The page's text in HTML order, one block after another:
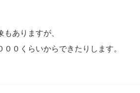
ありますが、
０くらいからできたりします。